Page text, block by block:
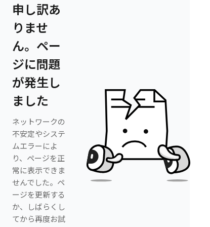
申し訳あ
りませ
ん。ペー
ジに問題
が発生し
ました
ネットワークの
不安定やシステ
ムエラーによ
り、ページを正
常に表示できま
せんでした。ペ
ージを更新する
か、しばらくし
てから再度お試